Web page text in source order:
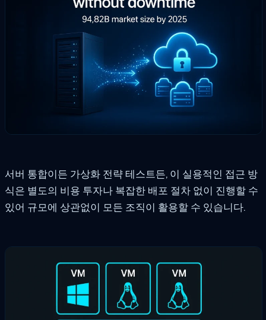
서버 통합이든 가상화 전략 테스트든, 이 실용적인 접근 방
식은 별도의 비용 투자나 복잡한 배포 절차 없이 진행할 수
있어 규모에 상관없이 모든 조직이 활용할 수 있습니다.